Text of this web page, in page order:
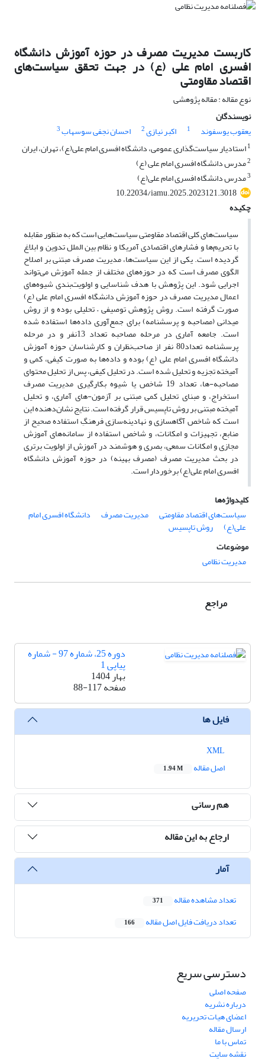
کاربست مدیریت مصرف در حوزه آموزش دانشگاه
افسری امام علی (ع) در جهت تحقق سیاست‌های
اقتصاد مقاومتی
نوع مقاله : مقاله پژوهشی
نویسندگان
یعقوب یوسفوند
1 اکبر نیازی2 احسان نجفی سوسهاب3
1استادیار سیاست‌گذاری عمومی، دانشگاه افسری امام علی(ع)، تهران، ایران
2مدرس دانشگاه افسری امام علی (ع)
3مدرس دانشگاه افسری امام علی(ع)
10.22034/iamu.2025.2023121.3018
چکیده
سیاست‌های کلی اقتصاد مقاومتی سیاست‌هایی است که به منظور مقابله
با تحریم‌ها و فشارهای اقتصادی آمریکا و نظام بین الملل تدوین و ابلاغ
گردیده است. یکی از این سیاست‌ها، مدیریت مصرف مبتنی بر اصلاح
الگوی مصرف است که در حوزه‌های مختلف از جمله آموزش می‌تواند
اجرایی شود. این پژوهش با هدف شناسایی و اولویت‌بندی شیوه‌های
اعمال مدیریت مصرف در حوزه آموزش دانشگاه افسری امام علی (ع)
صورت گرفته است. روش پژوهش توصیفی – تحلیلی بوده و از روش
میدانی (مصاحبه و پرسشنامه) برای جمع‌آوری داده‌ها استفاده شده
است. جامعه آماری در مرحله مصاحبه تعداد 13نفر و در مرحله
پرسشنامه تعداد80 نفر از صاحب‌نظران و کارشناسان حوزه آموزش
دانشگاه افسری امام علی (ع) بوده و داده‌ها به صورت کیفی، کمی و
آمیخته تجزیه و تحلیل شده است. در تحلیل کیفی، پس از تحلیل محتوای
مصاحبه-ها، تعداد 19 شاخص یا شیوه بکارگیری مدیریت مصرف‌
استخراج، و مبنای تحلیل کمی مبتنی بر آزمون-های آماری، و تحلیل
آمیخته مبتنی بر روش تاپسیس قرار گرفته است. نتایج نشان‌دهنده این
است که شاخص آگاهسازی و نهادینه‌سازی فرهنگِ استفاده صحیح از
منابع، تجهیزات و امکانات، و شاخص استفاده از سامانه‌های آموزش
مجازی و امکانات سمعی، بصری و هوشمند در آموزش از اولویت‌ برتری
در بحث مدیریت مصرف (مصرف بهینه) در حوزه آموزش دانشگاه
افسری امام علی(ع) برخوردار است.
کلیدواژه‌ها
سیاست‌های اقتصاد مقاومتی
مدیریت مصرف دانشگاه افسری امام
علی(ع)
روش تاپسیس
موضوعات
مدیریت نظامی
مراجع
دوره 25، شماره 97 - شماره
پیاپی 1
بهار 1404
صفحه88-117
فایل ها
اصل مقاله
1.94 M
هم رسانی
ارجاع به این مقاله
آمار
تعداد مشاهده مقاله 371
تعداد دریافت فایل اصل مقاله 166
دسترسی سریع
صفحه اصلی
درباره نشریه
اعضای هیات تحریریه
ارسال مقاله
تماس با ما
نقشه سایت